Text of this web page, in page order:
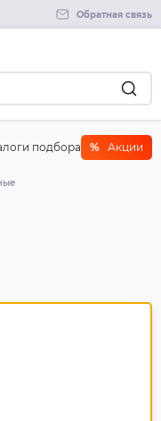
Обратная связь
подбора % Акции